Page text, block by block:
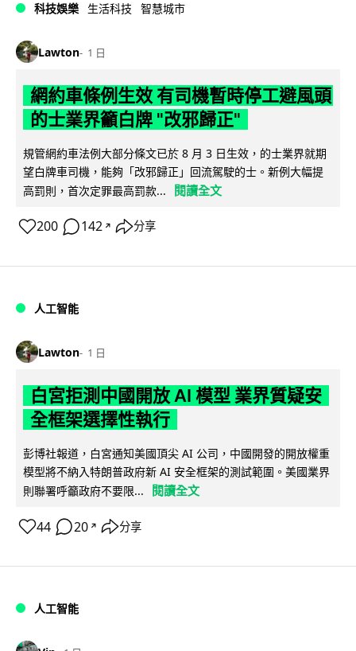
科技娛樂 生活科技 智慧城市
Lawton 1 日
網約車條例生效 有司機暫時停工避風頭
的士業界籲白牌 "改邪歸正"
規管網約車法例大部分條文已於 8 月 3 日生效，的士業界就期
望白牌車司機，能夠「改邪歸正」回流駕駛的士。新例大幅提
高罰則，首次定罪最高罰款...
閱讀全文
200 142 ↗ 分享
人工智能
Lawton 1 日
白宮拒測中國開放 AI 模型 業界質疑安
全框架選擇性執行
彭博社報道，白宮通知美國頂尖 AI 公司，中國開發的開放權重
模型將不納入特朗普政府新 AI 安全框架的測試範圍。美國業界
則聯署呼籲政府不要限...
閱讀全文
44 20 ↗ 分享
人工智能